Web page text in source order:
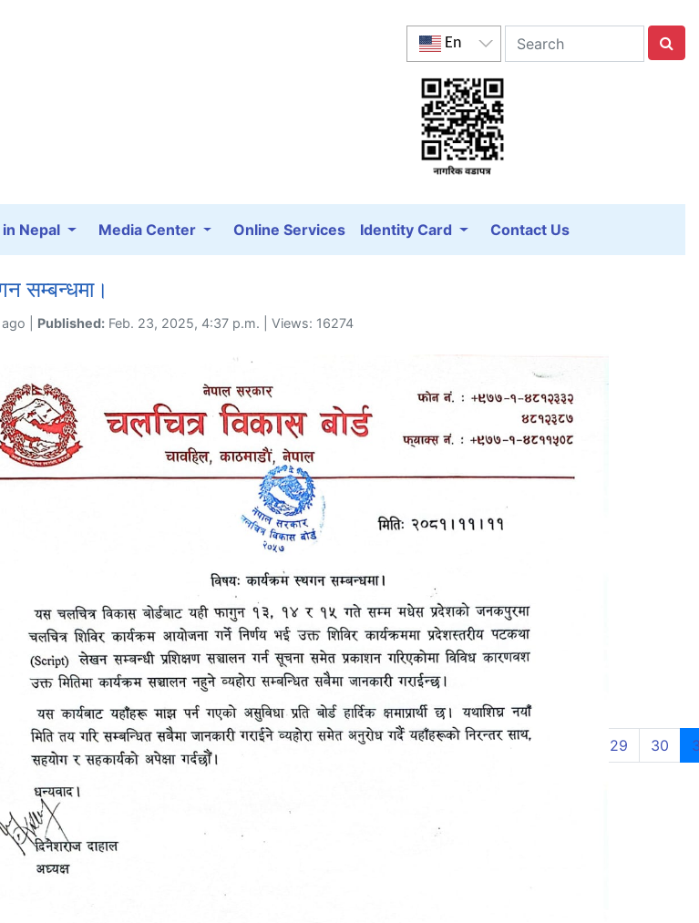
En
Nepal Media Center Online Services Identity Card Contact Us
15 16 17 18 19 20 21 22 23 24 25 26 27 29 30
सम्बन्धमा।
| Published: Feb. 23, 2025, 4:37 p.m. | Views: 16274